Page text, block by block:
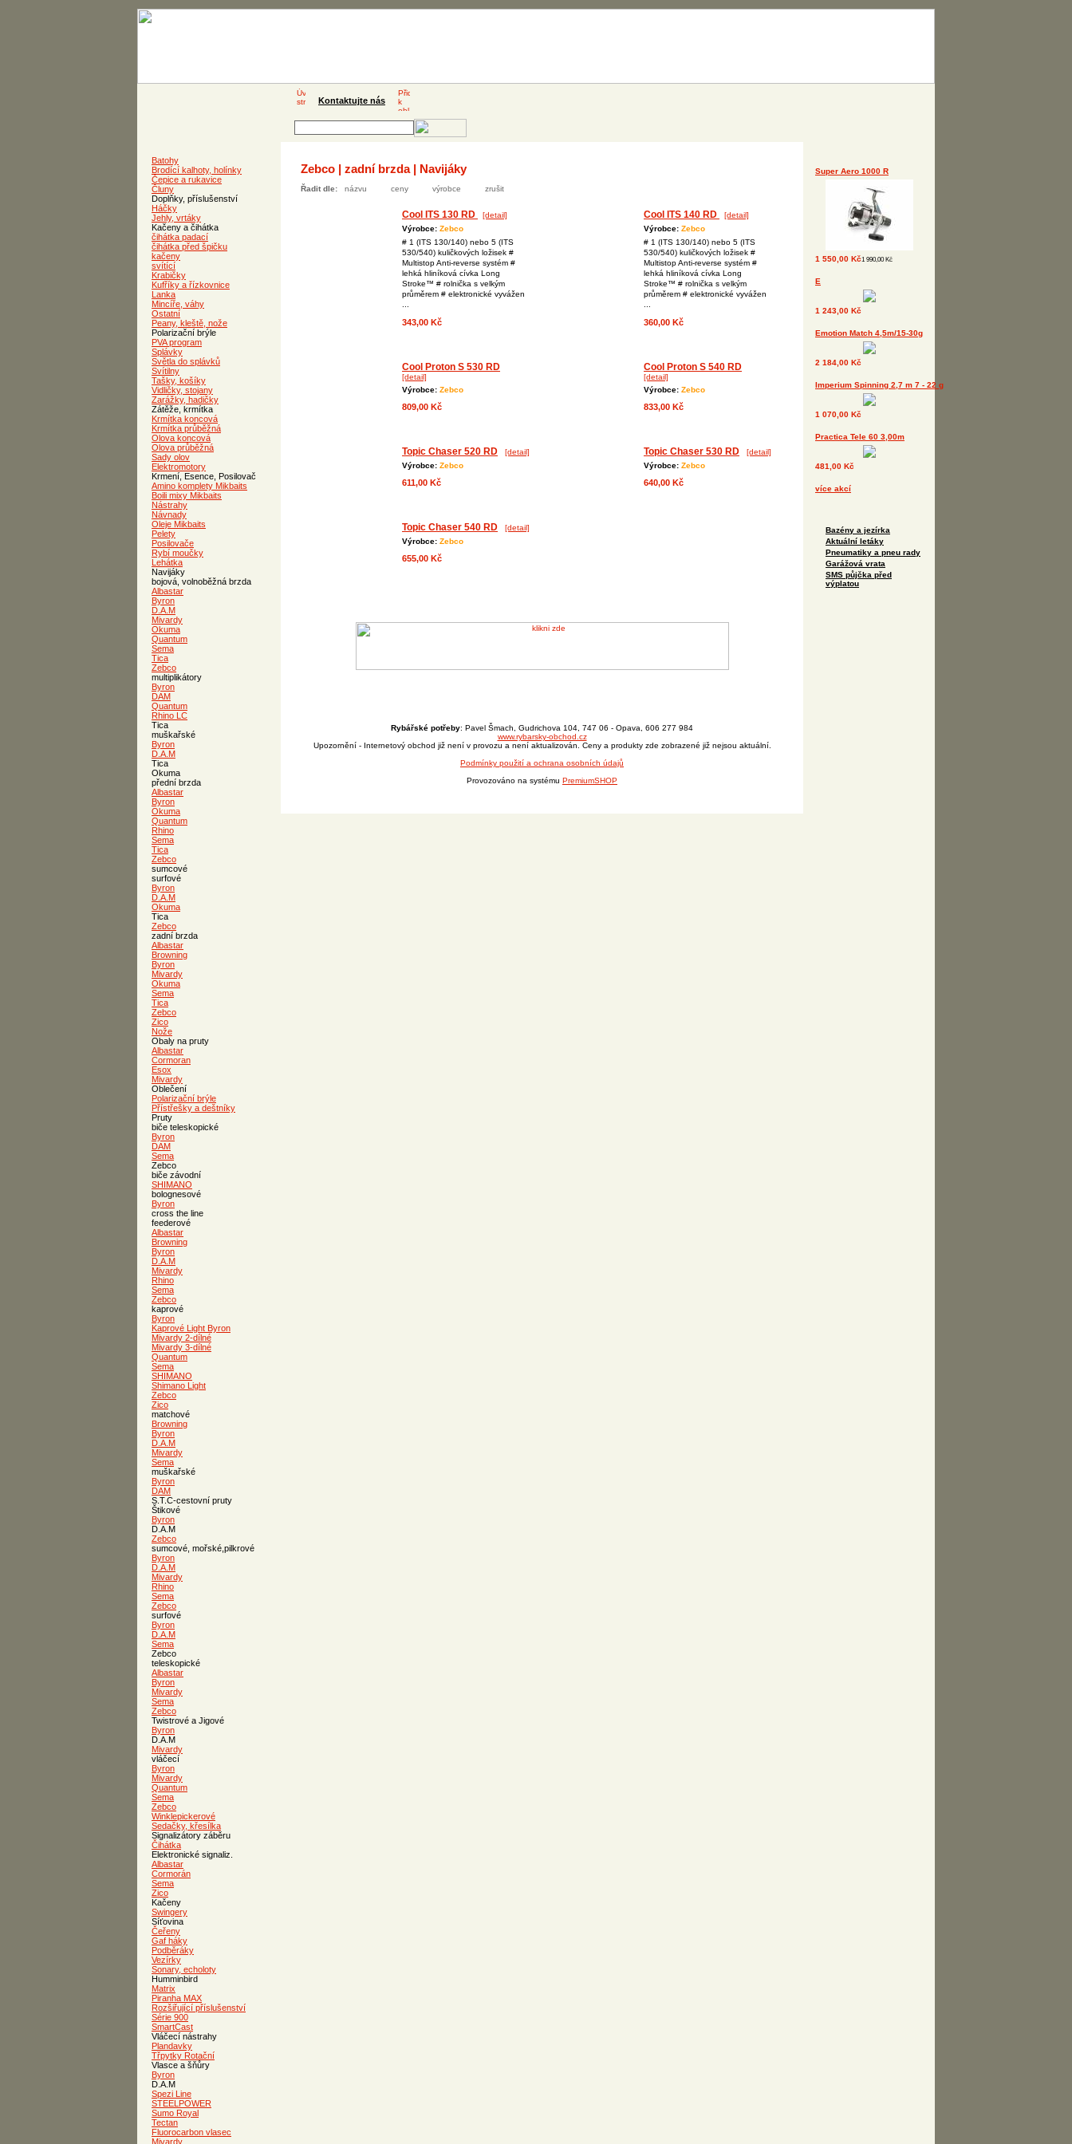
Kontaktujte nás
Batohy
Brodící kalhoty, holínky
Čepice a rukavice
Čluny
Doplňky, příslušenství
Háčky
Jehly, vrtáky
Kačeny a čihátka
čihátka padací
čihátka před špičku
kačeny
svítící
Krabičky
Kufříky a řízkovnice
Lanka
Mincíře, váhy
Ostatní
Peany, kleště, nože
Polarizační brýle
PVA program
Splávky
Světla do splávků
Svítilny
Tašky, košíky
Vidličky, stojany
Zarážky, hadičky
Zátěže, krmítka
Krmítka koncová
Krmítka průběžná
Olova koncová
Olova průběžná
Sady olov
Elektromotory
Krmení, Esence, Posilovač
Amino komplety Mikbaits
Boili mixy Mikbaits
Nástrahy
Návnady
Oleje Mikbaits
Pelety
Posilovače
Rybí moučky
Lehátka
Navijáky
bojová, volnoběžná brzda
Albastar
Byron
D.A.M
Mivardy
Okuma
Quantum
Sema
Tica
Zebco
multiplikátory
Byron
DAM
Quantum
Rhino LC
Tica
muškařské
Byron
D.A.M
Tica
Okuma
přední brzda
Albastar
Byron
Okuma
Quantum
Rhino
Sema
Tica
Zebco
sumcové
surfové
Byron
D.A.M
Okuma
Tica
Zebco
zadní brzda
Albastar
Browning
Byron
Mivardy
Okuma
Sema
Tica
Zebco
Zico
Nože
Obaly na pruty
Albastar
Cormoran
Esox
Mivardy
Oblečení
Polarizační brýle
Přístřešky a deštníky
Pruty
biče teleskopické
Byron
DAM
Sema
Zebco
biče závodní
SHIMANO
bolognesové
Byron
cross the line
feederové
Albastar
Browning
Byron
D.A.M
Mivardy
Rhino
Sema
Zebco
kaprové
Byron
Kaprové Light Byron
Mivardy 2-dílné
Mivardy 3-dílné
Quantum
Sema
SHIMANO
Shimano Light
Zebco
Zico
matchové
Browning
Byron
D.A.M
Mivardy
Sema
muškařské
Byron
DAM
S.T.C-cestovní pruty
Štikové
Byron
D.A.M
Zebco
sumcové, mořské,pilkrové
Byron
D.A.M
Mivardy
Rhino
Sema
Zebco
surfové
Byron
D.A.M
Sema
Zebco
teleskopické
Albastar
Byron
Mivardy
Sema
Zebco
Twistrové a Jigové
Byron
D.A.M
Mivardy
vláčecí
Byron
Mivardy
Quantum
Sema
Zebco
Winklepickerové
Sedačky, křesílka
Signalizátory záběru
Čihátka
Elektronické signaliz.
Albastar
Cormorán
Sema
Zico
Kačeny
Swingery
Síťovina
Čeřeny
Gaf háky
Podběráky
Vezírky
Sonary, echoloty
Humminbird
Matrix
Piranha MAX
Rozšiřující příslušenství
Série 900
SmartCast
Vláčecí nástrahy
Plandavky
Třpytky Rotační
Vlasce a šňůry
Byron
D.A.M
Spezi Line
STEELPOWER
Sumo Royal
Tectan
Fluorocarbon vlasec
Mivardy
Super Aero 1000 R
1 550,00 Kč1 990,00 Kč
E
1 243,00 Kč
Emotion Match 4,5m/15-30g
2 184,00 Kč
Imperium Spinning 2,7 m 7 - 22 g
1 070,00 Kč
Practica Tele 60 3,00m
481,00 Kč
více akcí
Bazény a jezírka
Aktuální letáky
Pneumatiky a pneu rady
Garážová vrata
SMS půjčka před
výplatou
Zebco | zadní brzda | Navijáky
Řadit dle: názvu ceny výrobce zrušit
Cool ITS 130 RD
[detail]
Výrobce: Zebco
# 1 (ITS 130/140) nebo 5 (ITS
530/540) kuličkových ložisek #
Multistop Anti-reverse systém #
lehká hliníková cívka Long
Stroke™ # rolnička s velkým
průměrem # elektronické vyvážen
343,00 Kč
Cool ITS 140 RD
[detail]
Výrobce: Zebco
# 1 (ITS 130/140) nebo 5 (ITS
530/540) kuličkových ložisek #
Multistop Anti-reverse systém #
lehká hliníková cívka Long
Stroke™ # rolnička s velkým
průměrem # elektronické vyvážen
360,00 Kč
Cool Proton S 530 RD
[detail]
Výrobce: Zebco
809,00 Kč
Cool Proton S 540 RD
[detail]
Výrobce: Zebco
833,00 Kč
Topic Chaser 520 RD
[detail]
Výrobce: Zebco
611,00 Kč
Topic Chaser 530 RD
[detail]
Výrobce: Zebco
640,00 Kč
Topic Chaser 540 RD
[detail]
Výrobce: Zebco
655,00 Kč
Rybářské potřeby: Pavel Šmach, Gudrichova 104, 747 06 - Opava, 606 277 984
www.rybarsky-obchod.cz
Upozornění - Internetový obchod již není v provozu a není aktualizován. Ceny a produkty zde zobrazené již nejsou aktuální.
Podmínky použití a ochrana osobních údajů
Provozováno na systému PremiumSHOP